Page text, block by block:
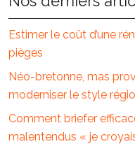
Estimer le coût d’une
pièges
Néo-bretonne, mas
moderniser le style
Comment briefer
malentendus « je